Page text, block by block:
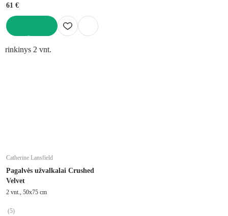
61 €
rinkinys 2 vnt.
Catherine Lansfield
Pagalvės užvalkalai Crushed
Velvet
2 vnt., 50x75 cm
(5)